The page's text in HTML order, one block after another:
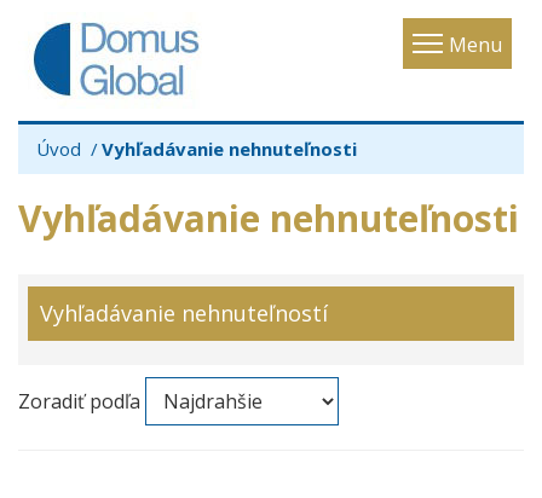
Menu
Toggle
Úvod Vyhľadávanie nehnuteľnosti
Vyhľadávanie nehnuteľnosti
Vyhľadávanie nehnuteľností
Zoradiť podľa